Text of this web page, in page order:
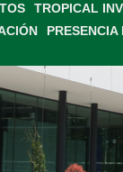
TROPICAL